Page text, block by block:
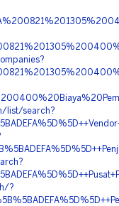
list/search?
?